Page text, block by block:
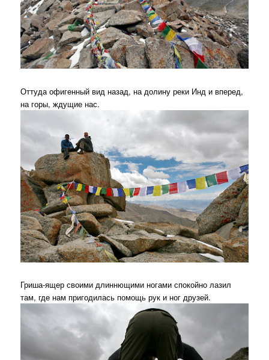
Оттуда офигенный вид назад, на долину реки Инд и вперед,
на горы, ждущие нас.
Гриша-ящер своими длиннющими ногами спокойно лазил
там, где нам пригодилась помощь рук и ног друзей.